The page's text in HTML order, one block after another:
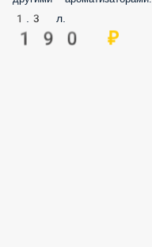
1.3 л.
190 ₽